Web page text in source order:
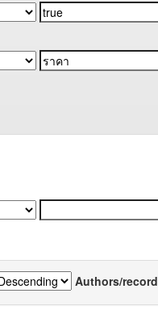
Authors/record